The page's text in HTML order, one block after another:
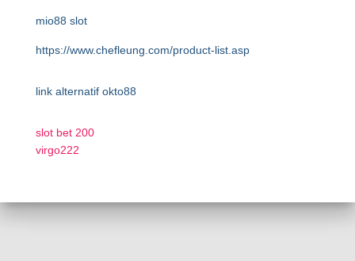
mio88 slot
https://www.chefleung.com/product-list.asp
link alternatif okto88
slot bet 200
virgo222